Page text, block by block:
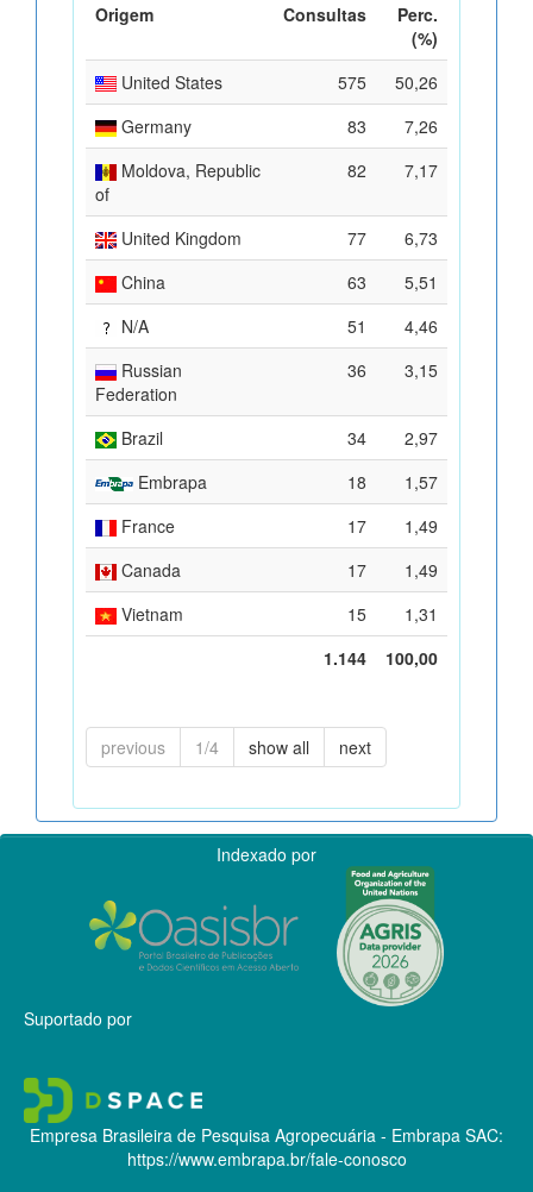
Origem Consultas
Perc.
(%)
United States
575
50,26
Germany
83
7,26
Moldova, Republic
of
82 7,17
United Kingdom 77
6,73
China
63
5,51
N/A
51
4,46
Russian
Federation
36 3,15
Brazil 34
2,97
Embrapa
18
1,57
France
17
1,49
Canada
17
1,49
Vietnam
15
1,31
1.144
100,00
previous 1/4 show all next
Indexado por
Suportado por
Empresa Brasileira de Pesquisa Agropecuária - Embrapa SAC:
https://www.embrapa.br/fale-conosco